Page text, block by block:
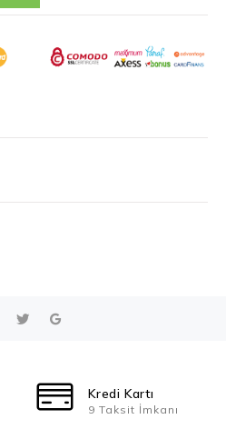
Kredi Kartı
9 Taksit İmkanı